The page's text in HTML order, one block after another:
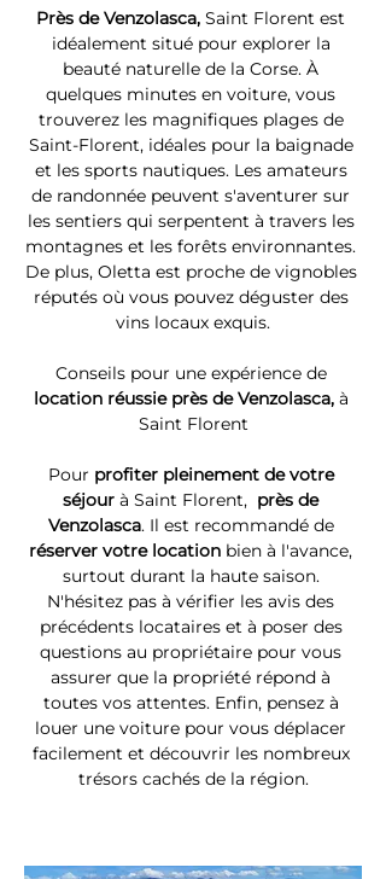
Près de Venzolasca, Saint Florent est
idéalement situé pour explorer la
beauté naturelle de la Corse. À
quelques minutes en voiture, vous
trouverez les magnifiques plages de
Saint-Florent, idéales pour la baignade
et les sports nautiques. Les amateurs
de randonnée peuvent s'aventurer sur
les sentiers qui serpentent à travers les
montagnes et les forêts environnantes.
De plus, Oletta est proche de vignobles
réputés où vous pouvez déguster des
vins locaux exquis.
Conseils pour une expérience de
location réussie près de Venzolasca, à
Saint Florent
Pour profiter pleinement de votre
séjour à Saint Florent, près de
Venzolasca. Il est recommandé de
réserver votre location bien à l'avance,
surtout durant la haute saison.
N'hésitez pas à vérifier les avis des
précédents locataires et à poser des
questions au propriétaire pour vous
assurer que la propriété répond à
toutes vos attentes. Enfin, pensez à
louer une voiture pour vous déplacer
facilement et découvrir les nombreux
trésors cachés de la région.